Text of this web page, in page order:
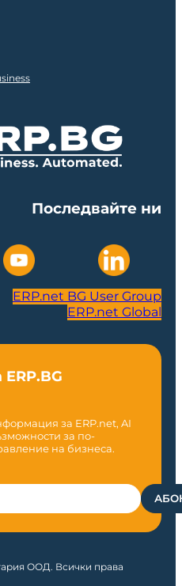
Последвайте ни
ERP.net BG User Group
ERP.net Global
за ERP.net, AI
за по-
на бизнеса.
ООД. Всички права